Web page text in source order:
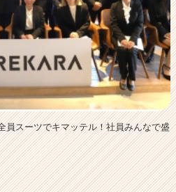
員スーツでキマッテル！社員みんなで盛